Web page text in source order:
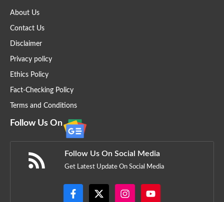
About Us
Contact Us
Disclaimer
Privacy policy
Ethics Policy
Fact-Checking Policy
Terms and Conditions
Follow Us On
Follow Us On Social Media
Get Latest Update On Social Media